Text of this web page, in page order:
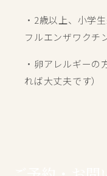
・2歳以上、小学
フルエンザワクチ
・卵アレルギーの
れば大丈夫です）